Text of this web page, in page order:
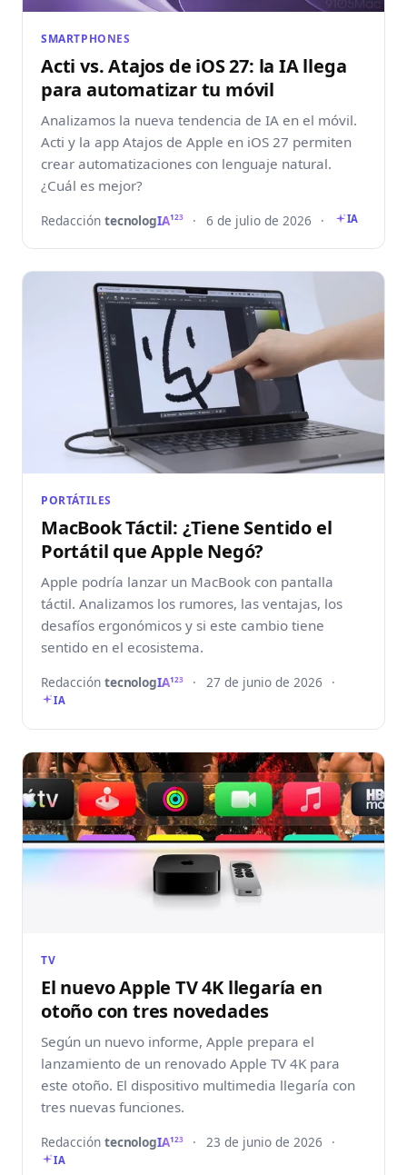
SMARTPHONES
Acti vs. Atajos de iOS 27: la IA llega
para automatizar tu móvil
Analizamos la nueva tendencia de IA en el móvil.
Acti y la app Atajos de Apple en iOS 27 permiten
crear automatizaciones con lenguaje natural.
¿Cuál es mejor?
Redacción tecnologIA123 · 6 de julio de 2026 · IA
PORTÁTILES
MacBook Táctil: ¿Tiene Sentido el
Portátil que Apple Negó?
Apple podría lanzar un MacBook con pantalla
táctil. Analizamos los rumores, las ventajas, los
desafíos ergonómicos y si este cambio tiene
sentido en el ecosistema.
Redacción tecnologIA123 · 27 de junio de 2026 ·
IA
TV
El nuevo Apple TV 4K llegaría en
otoño con tres novedades
Según un nuevo informe, Apple prepara el
lanzamiento de un renovado Apple TV 4K para
este otoño. El dispositivo multimedia llegaría con
tres nuevas funciones.
Redacción tecnologIA123 · 23 de junio de 2026 ·
IA